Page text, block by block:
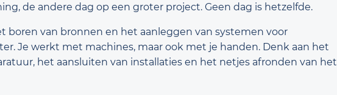
de andere dag op een groter project. Geen dag is hetzelfde.
boren van bronnen en het aanleggen van systemen voor
Je werkt met machines, maar ook met je handen. Denk aan het
het aansluiten van installaties en het netjes afronden van het